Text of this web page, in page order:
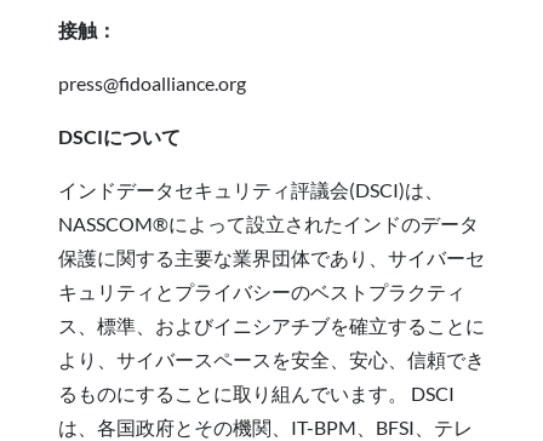
接触：
press@fidoalliance.org
DSCIについて
インドデータセキュリティ評議会(DSCI)は、
NASSCOM®によって設立されたインドのデータ
保護に関する主要な業界団体であり、サイバーセ
キュリティとプライバシーのベストプラクティ
ス、標準、およびイニシアチブを確立することに
より、サイバースペースを安全、安心、信頼でき
るものにすることに取り組んでいます。 DSCI
は、各国政府とその機関、IT-BPM、BFSI、テレ